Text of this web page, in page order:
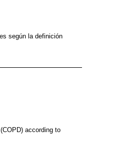
según la definición
according to